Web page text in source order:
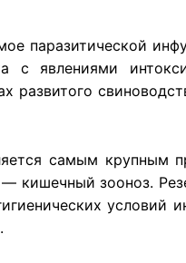
паразитической
с явлениями
развитого
самым крупным
кишечный зооноз.
условий